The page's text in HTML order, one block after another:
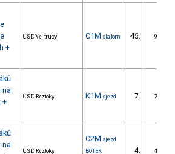
+
USD Veltrusy C1M slalom 46. 9/ZS
na
+
USD Roztoky K1M sjezd 7. 7/ZS
na
USD Roztoky
C2M sjezd
BOTEK
4. 4/ZS